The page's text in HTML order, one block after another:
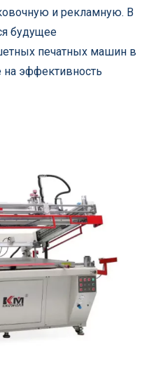
и рекламную. В
будущее
печатных машин в
на эффективность